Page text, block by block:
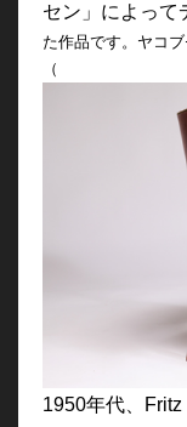
セン」によって
た作品です。ヤコ
（
1950年代、